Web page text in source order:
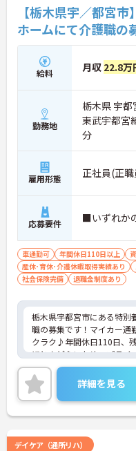
【栃木県宇／都宮
ホームにて介護職の
給料 月収 22.8万
勤務地
栃木県 宇都
東武宇都宮
分
雇用形態 正社員(正
応募要件 ■いずれか
車通勤可 年間休日110日以上
産休･育休･介護休暇取得実績あり
社会保険完備
退職金制度あり
栃木県宇都宮市にある特別
職の募集です！マイカー通
クラク♪年間休日110日、
ほとんどないため、プライ
メリハリをつけて働ける
には、面接対策ポイントな
しますのでお気軽にご相談
詳細を見る
デイケア（通所リハ）